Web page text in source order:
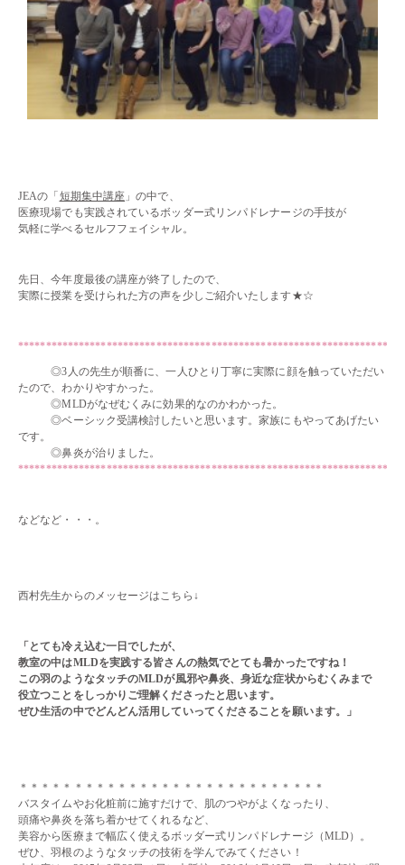
JEAの「 短期集中講座 」の中で、
医療現場でも実践されているボッダー式リンパドレナージの手技が
気軽に学べるセルフフェイシャル。
先日、今年度最後の講座が終了したので、
実際に授業を受けられた方の声を少しご紹介いたします★☆
◎3人の先生が順番に、一人ひとり丁寧に実際に顔を触っていただい
たので、わかりやすかった。
◎MLDがなぜむくみに効果的なのかわかった。
◎ベーシック受講検討したいと思います。家族にもやってあげたい
です。
◎鼻炎が治りました。
などなど・・・。
西村先生からのメッセージはこちら↓
「とても冷え込む一日でしたが、
教室の中はMLDを実践する皆さんの熱気でとても暑かったですね！
この羽のようなタッチのMLDが風邪や鼻炎、身近な症状からむくみまで
役立つことをしっかりご理解くださったと思います。
ぜひ生活の中でどんどん活用していってくださることを願います。」
＊＊＊＊＊＊＊＊＊＊＊＊＊＊＊＊＊＊＊＊＊＊＊＊＊＊＊＊
バスタイムやお化粧前に施すだけで、肌のつやがよくなったり、
頭痛や鼻炎を落ち着かせてくれるなど、
美容から医療まで幅広く使えるボッダー式リンパドレナージ（MLD）。
ぜひ、羽根のようなタッチの技術を学んでみてください！